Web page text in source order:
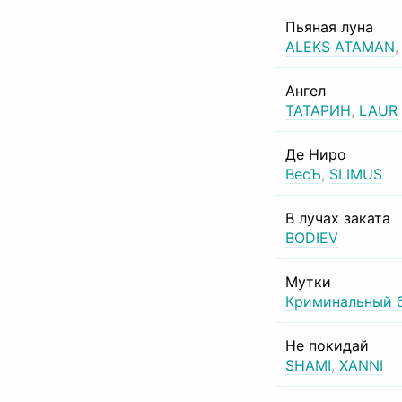
Пьяная луна
ALEKS ATAMAN,
Ангел
ТАТАРИН, LAUR
Де Ниро
ВесЪ, SLIMUS
В лучах заката
BODIEV
Мутки
Криминальный
Не покидай
SHAMI, XANNI